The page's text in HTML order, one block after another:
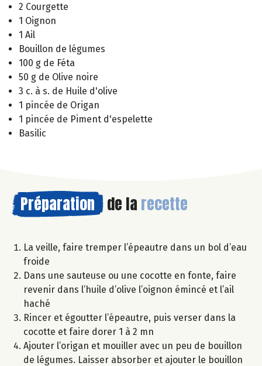
2 Courgette
1 Oignon
1 Ail
Bouillon de légumes
100 g de Féta
50 g de Olive noire
3 c. à s. de Huile d'olive
1 pincée de Origan
1 pincée de Piment d'espelette
Basilic
Préparation de la recette
La veille, faire tremper l’épeautre dans un bol d’eau
froide
Dans une sauteuse ou une cocotte en fonte, faire
revenir dans l’huile d’olive l’oignon émincé et l’ail
haché
Rincer et égoutter l’épeautre, puis verser dans la
cocotte et faire dorer 1 à 2 mn
Ajouter l’origan et mouiller avec un peu de bouillon
de légumes. Laisser absorber et ajouter le bouillon